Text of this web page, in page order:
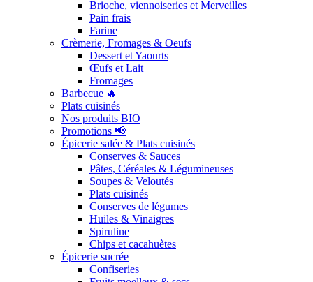
Brioche, viennoiseries et Merveilles
Pain frais
Farine
Crèmerie, Fromages & Oeufs
Dessert et Yaourts
Œufs et Lait
Fromages
Barbecue 🔥
Plats cuisinés
Nos produits BIO
Promotions 📢
Épicerie salée & Plats cuisinés
Conserves & Sauces
Pâtes, Céréales & Légumineuses
Soupes & Veloutés
Plats cuisinés
Conserves de légumes
Huiles & Vinaigres
Spiruline
Chips et cacahuètes
Épicerie sucrée
Confiseries